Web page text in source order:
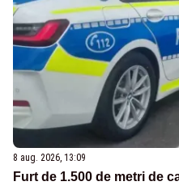
8 aug. 2026, 13:09
Furt de 1.500 de metri de